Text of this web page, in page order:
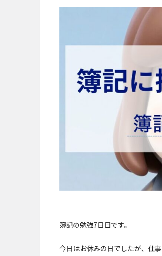
簿記の勉強7日目です。
今日はお休みの日でしたが、仕